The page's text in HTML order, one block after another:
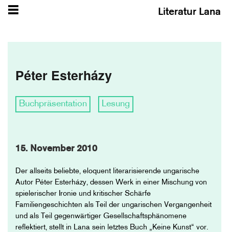
Péter Esterházy
Buchpräsentation Lesung
15. November 2010
Der allseits beliebte, eloquent literarisierende ungarische
Autor Péter Esterházy, dessen Werk in einer Mischung von
spielerischer Ironie und kritischer Schärfe
Familiengeschichten als Teil der ungarischen Vergangenheit
und als Teil gegenwärtiger Gesellschaftsphänomene
reflektiert, stellt in Lana sein letztes Buch „Keine Kunst“ vor.
Literatur Lana